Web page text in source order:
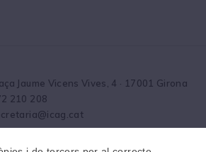
Jaume Vicens Vives, 4 · 17001 Girona
210 208